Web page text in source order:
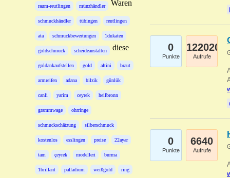
raum-reutlingen münzhändler
schmuckhändler tübingen reutlingen
ata schmuckbewertungen 1dukaten
goldschmuck scheideanstalten
goldankaufstellen gold altini braut
armreifen adana bilzik günlük
canli yarim ceyrek heilbronn
grammwage ohrringe
schmuckschätzung silberschmuck
kostenlos esslingen preise 22ayar
tam çeyrek modelleri burma
1brillant palladium weißgold ring
Waren
diese 0
Punkte
122020
Aufrufe
0
Punkte
6640
Aufrufe